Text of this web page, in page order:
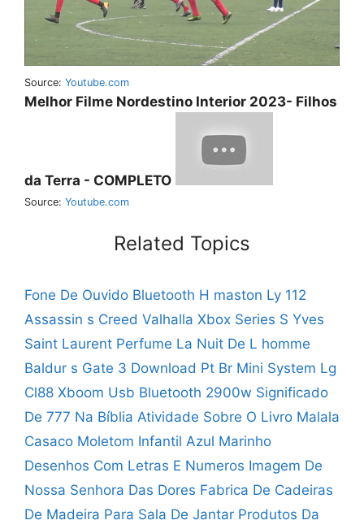
Source: Youtube.com
Melhor Filme Nordestino Interior 2023- Filhos
da Terra - COMPLETO
Source: Youtube.com
Related Topics
Fone De Ouvido Bluetooth H maston Ly 112
Assassin s Creed Valhalla Xbox Series S Yves
Saint Laurent Perfume La Nuit De L homme
Baldur s Gate 3 Download Pt Br Mini System Lg
Cl88 Xboom Usb Bluetooth 2900w Significado
De 777 Na Bíblia Atividade Sobre O Livro Malala
Casaco Moletom Infantil Azul Marinho
Desenhos Com Letras E Numeros Imagem De
Nossa Senhora Das Dores Fabrica De Cadeiras
De Madeira Para Sala De Jantar Produtos Da